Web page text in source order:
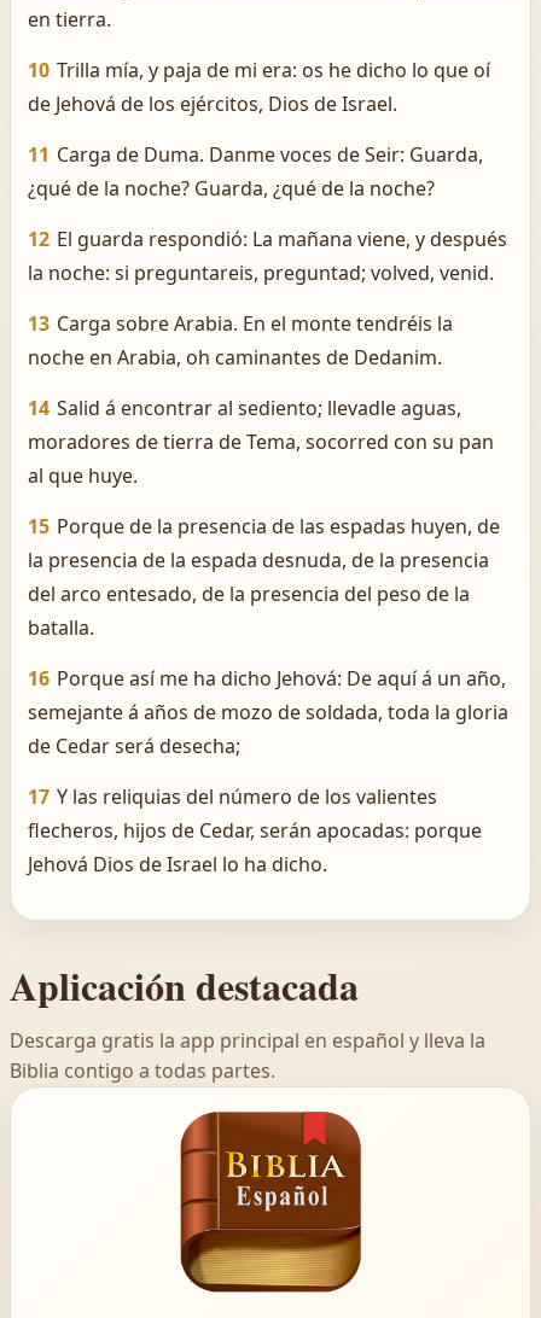
en tierra.
10 Trilla mía, y paja de mi era: os he dicho lo que oí
de Jehová de los ejércitos, Dios de Israel.
11 Carga de Duma. Danme voces de Seir: Guarda,
¿qué de la noche? Guarda, ¿qué de la noche?
12 El guarda respondió: La mañana viene, y después
la noche: si preguntareis, preguntad; volved, venid.
13 Carga sobre Arabia. En el monte tendréis la
noche en Arabia, oh caminantes de Dedanim.
14 Salid á encontrar al sediento; llevadle aguas,
moradores de tierra de Tema, socorred con su pan
al que huye.
15 Porque de la presencia de las espadas huyen, de
la presencia de la espada desnuda, de la presencia
del arco entesado, de la presencia del peso de la
batalla.
16 Porque así me ha dicho Jehová: De aquí á un año,
semejante á años de mozo de soldada, toda la gloria
de Cedar será desecha;
17 Y las reliquias del número de los valientes
flecheros, hijos de Cedar, serán apocadas: porque
Jehová Dios de Israel lo ha dicho.
Aplicación destacada
Descarga gratis la app principal en español y lleva la
Biblia contigo a todas partes.